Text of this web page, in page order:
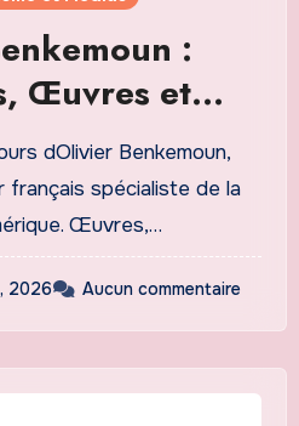
:
Œuvres et
à la Culture
Complet
dOlivier Benkemoun,
français spécialiste de la
Œuvres,…
2026 Aucun commentaire